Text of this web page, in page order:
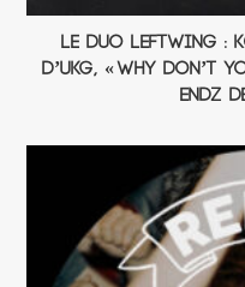
Le duo Leftwing :
d’UKG, « Why Don’t
Endz